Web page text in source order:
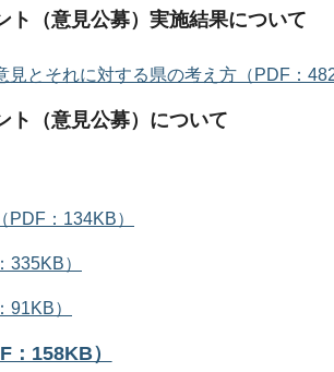
ト（意見公募）実施結果について
とそれに対する県の考え方（PDF：
ト（意見公募）について
：134KB）
）
）
158KB）